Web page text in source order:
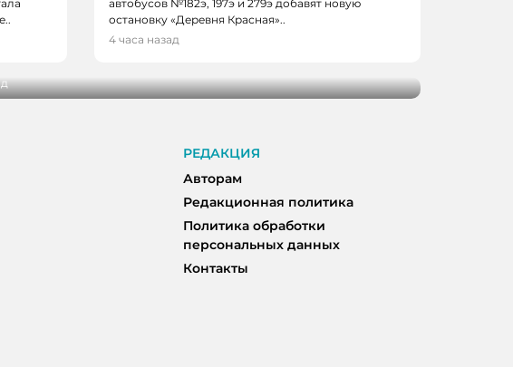
автобусов №182э, 197э и 279э добавят новую
остановку «Деревня Красная»..
4 часа назад
НОВОСТИ КЕМЕРОВО
более 280 школьников получили помощь перед
РЕДАКЦИЯ
Авторам
Редакционная политика
Политика обработки
персональных данных
Контакты